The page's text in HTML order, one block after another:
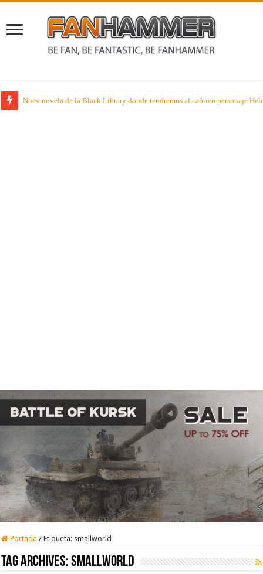
Nuev novela de la Black Library donde tendremos al caótico personaje
Portada / Etiqueta: smallworld
Tag Archives:smallworld